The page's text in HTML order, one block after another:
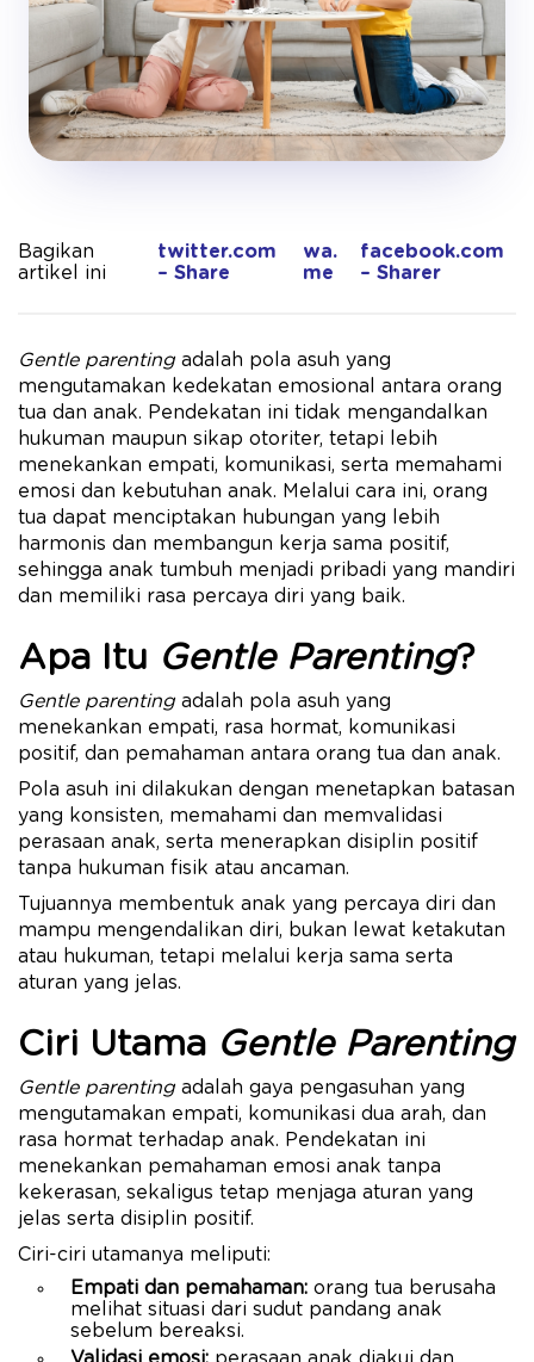
Bagikan
artikel ini
twitter.com
– Share
wa.
me
facebook.com
– Sharer
Gentle parentingadalah pola asuh yang
mengutamakan kedekatan emosional antara orang
tua dan anak. Pendekatan ini tidak mengandalkan
hukuman maupun sikap otoriter, tetapi lebih
menekankan empati, komunikasi, serta memahami
emosi dan kebutuhan anak. Melalui cara ini, orang
tua dapat menciptakan hubungan yang lebih
harmonis dan membangun kerja sama positif,
sehingga anak tumbuh menjadi pribadi yang mandiri
dan memiliki rasa percaya diri yang baik.
Apa Itu Gentle Parenting?
Gentle parenting adalah pola asuh yang
menekankan empati, rasa hormat, komunikasi
positif, dan pemahaman antara orang tua dan anak.
Pola asuh ini dilakukan dengan menetapkan batasan
yang konsisten, memahami dan memvalidasi
perasaan anak, serta menerapkan disiplin positif
tanpa hukuman fisik atau ancaman.
Tujuannya membentuk anak yang percaya diri dan
mampu mengendalikan diri, bukan lewat ketakutan
atau hukuman, tetapi melalui kerja sama serta
aturan yang jelas.
Ciri Utama Gentle Parenting
Gentle parentingadalah gaya pengasuhan yang
mengutamakan empati, komunikasi dua arah, dan
rasa hormat terhadap anak. Pendekatan ini
menekankan pemahaman emosi anak tanpa
kekerasan, sekaligus tetap menjaga aturan yang
jelas serta disiplin positif.
Ciri-ciri utamanya meliputi:
Empati dan pemahaman: orang tua berusaha
melihat situasi dari sudut pandang anak
sebelum bereaksi.
Validasi emosi: perasaan anak diakui dan